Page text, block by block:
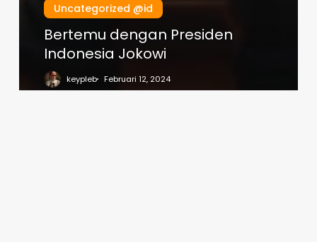
Uncategorized @id
Bertemu dengan Presiden
Indonesia Jokowi
keypleb Februari 12, 2024